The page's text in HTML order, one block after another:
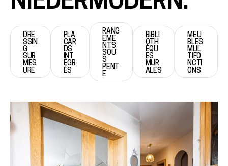
DRE
SSIN
G
SUR
MES
URE
PLA
CAR
DS
INT
ÉGR
ÉS
RANG
EME
NTS
SOU
S
PENT
E
BIBLI
OTH
ÈQU
ES
MUR
ALES
MEU
BLES
MUL
TIFO
NCTI
ONS